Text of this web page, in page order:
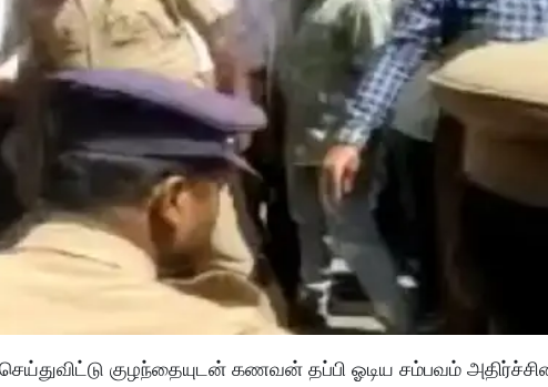
குழந்தையுடன் கணவன் தப்பி ஓடிய சம்பவம்